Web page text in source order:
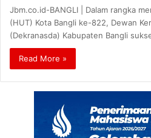
Jbm.co.id-BANGLI | Dalam rangka
(HUT) Kota Bangli ke-822, Dewan
(Dekranasda) Kabupaten Bangli
Read More »